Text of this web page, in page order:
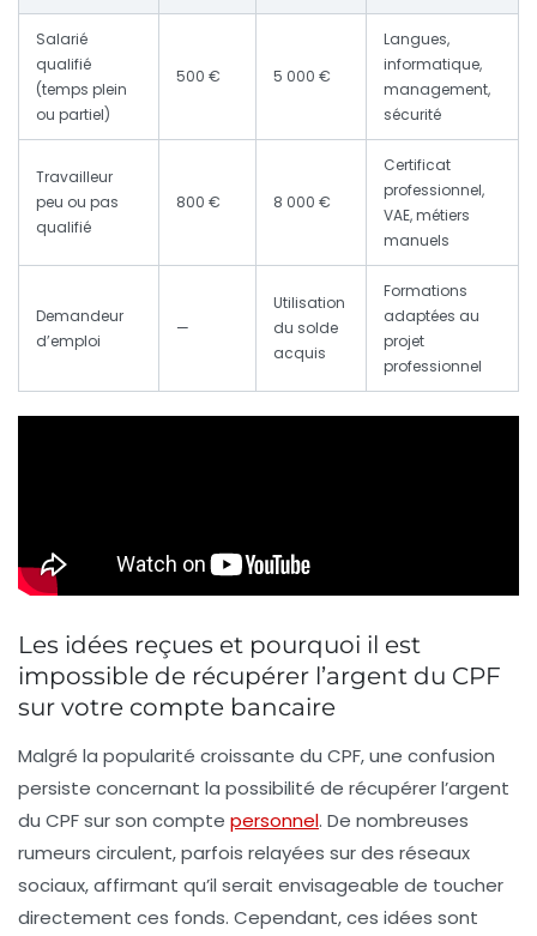
Salarié
qualifié
(temps plein
ou partiel)
500 € 5 000 €
Langues,
informatique,
management,
sécurité
Travailleur
peu ou pas
qualifié
800 € 8 000 €
Certificat
professionnel,
VAE, métiers
manuels
Demandeur
d’emploi
—
Utilisation
du solde
acquis
Formations
adaptées au
projet
professionnel
Les idées reçues et pourquoi il est
impossible de récupérer l’argent du CPF
sur votre compte bancaire
Malgré la popularité croissante du CPF, une confusion
persiste concernant la possibilité de récupérer l’argent
du CPF sur son compte personnel. De nombreuses
rumeurs circulent, parfois relayées sur des réseaux
sociaux, affirmant qu’il serait envisageable de toucher
directement ces fonds. Cependant, ces idées sont